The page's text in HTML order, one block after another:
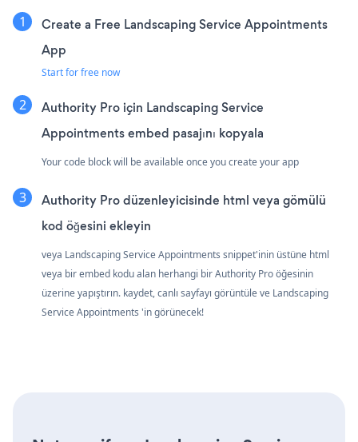
Create a Free Landscaping Service Appointments
App
Start for free now
Authority Pro için Landscaping Service
Appointments embed pasajını kopyala
Your code block will be available once you create your app
Authority Pro düzenleyicisinde html veya gömülü
kod öğesini ekleyin
veya Landscaping Service Appointments snippet'inin üstüne html
veya bir embed kodu alan herhangi bir Authority Pro öğesinin
üzerine yapıştırın. kaydet, canlı sayfayı görüntüle ve Landscaping
Service Appointments 'in görünecek!